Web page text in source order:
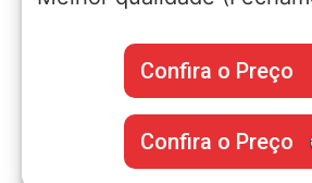
Confira o Preço
Confira o Preço